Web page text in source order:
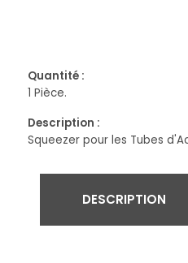
Quantité :
1 Pièce.
Description :
Squeezer pour les Tubes
DESCRIPTION